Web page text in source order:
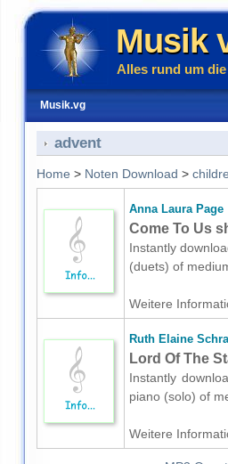
Musik
Alles rund um
Musik.vg
advent
Home > Noten Download >
Anna Laura Page
Come To Us
Instantly
(duets) of
Weitere
Ruth Elaine
Lord Of The
Instantly
piano (solo) of
Weitere